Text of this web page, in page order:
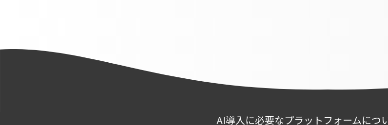
AI導入に必要なプラットフォームにつ